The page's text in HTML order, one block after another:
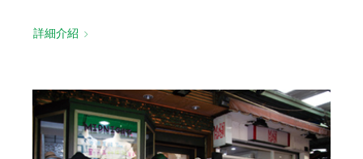
詳細介紹